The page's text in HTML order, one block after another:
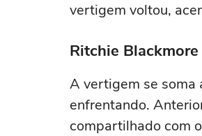
vertigem voltou,
Ritchie
A vertigem se soma
enfrentando.
compartilhado com